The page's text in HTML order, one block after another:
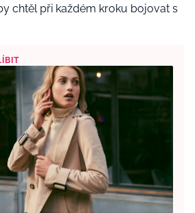
chtěl při každém kroku bojovat s